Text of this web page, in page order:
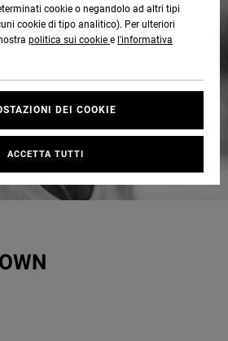
Tutto
Onyx
Fuego
Stivali da
Snowboard
Tutto
Capispalla
Shorts
Boardshorts
Jeans,
Pantaloni
e Short
Tutto
Berretti
Accessori
Guarda
Guarda
Tutto
Capispalla
T-shirt
Camicie e
polo
Felpe
alle
una
cookie o negandolo ad altri tipi
cookie di tipo analitico). Per ulteriori
politica sui cookie e l'informativa
DEI COOKIE
ACCETTA TUTTI